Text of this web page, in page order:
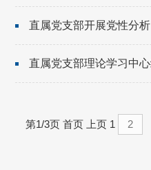
直属党支部开展党性分析
第1/3页 首页 上页 1 2